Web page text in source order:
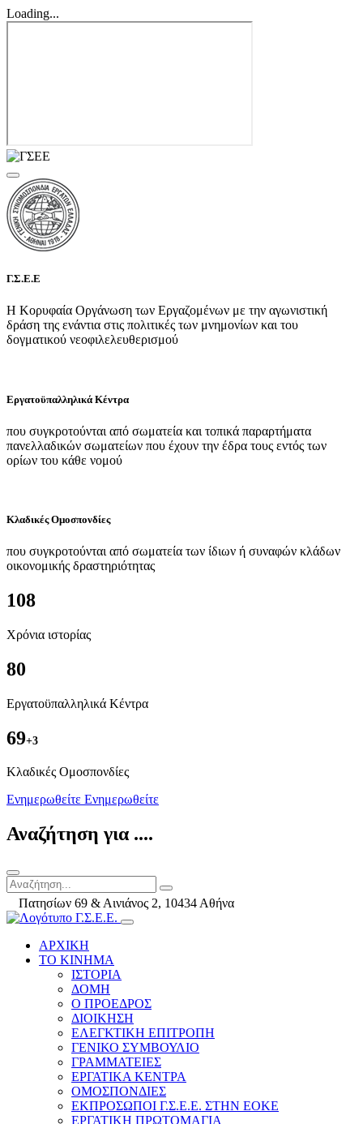
Loading...
Γ.Σ.Ε.Ε
Η Κορυφαία Οργάνωση των Εργαζομένων με την αγωνιστική
δράση της ενάντια στις πολιτικές των μνημονίων και του
δογματικού νεοφιλελευθερισμού
Εργατοϋπαλληλικά Κέντρα
που συγκροτούνται από σωματεία και τοπικά παραρτήματα
πανελλαδικών σωματείων που έχουν την έδρα τους εντός των
ορίων του κάθε νομού
Κλαδικές Ομοσπονδίες
που συγκροτούνται από σωματεία των ίδιων ή συναφών κλάδων
οικονομικής δραστηριότητας
108
Χρόνια ιστορίας
80
Εργατοϋπαλληλικά Κέντρα
69+3
Kλαδικές Ομοσπονδίες
Ενημερωθείτε Ενημερωθείτε
Αναζήτηση για ....
Πατησίων 69 & Αινιάνος 2, 10434 Αθήνα
ΑΡΧΙΚΗ
ΤΟ ΚΙΝΗΜΑ
ΙΣΤΟΡΙΑ
ΔΟΜΗ
Ο ΠΡΟΕΔΡΟΣ
ΔΙΟΙΚΗΣΗ
ΕΛΕΓΚΤΙΚΗ ΕΠΙΤΡΟΠΗ
ΓΕΝΙΚΟ ΣΥΜΒΟΥΛΙΟ
ΓΡΑΜΜΑΤΕΙΕΣ
ΕΡΓΑΤΙΚΑ ΚΕΝΤΡΑ
ΟΜΟΣΠΟΝΔΙΕΣ
ΕΚΠΡΟΣΩΠΟΙ Γ.Σ.Ε.Ε. ΣΤΗΝ ΕΟΚΕ
ΕΡΓΑΤΙΚΗ ΠΡΩΤΟΜΑΓΙΑ